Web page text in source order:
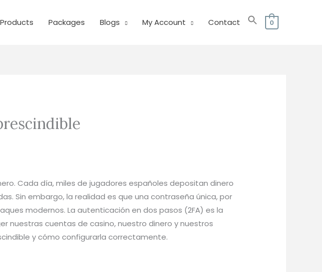
Products Packages Blogs My Account Contact 0
Cada día, miles de jugadores españoles depositan dinero
Sin embargo, la realidad es que una contraseña única, por
modernos. La autenticación en dos pasos (2FA) es la
nuestras cuentas de casino, nuestro dinero y nuestros
y cómo configurarla correctamente.